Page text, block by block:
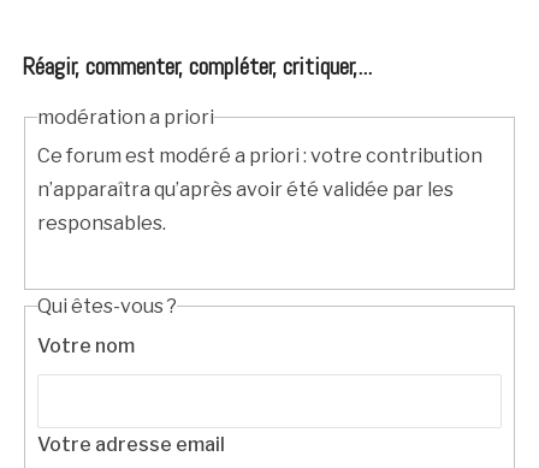
Réagir, commenter, compléter, critiquer,...
modération a priori
Ce forum est modéré a priori : votre contribution
n’apparaîtra qu’après avoir été validée par les
responsables.
Qui êtes-vous ?
Votre nom
Votre adresse email